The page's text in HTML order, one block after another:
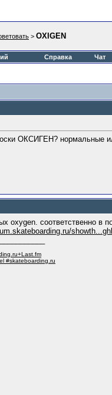
> OXIGEN
Справка Чат
ОКСИГЕН? нормальные
oxygen. соответственно в
#skateboarding.ru